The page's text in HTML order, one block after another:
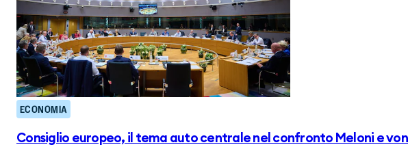
ECONOMIA
Consiglio europeo, il tema auto centrale nel confronto Meloni e